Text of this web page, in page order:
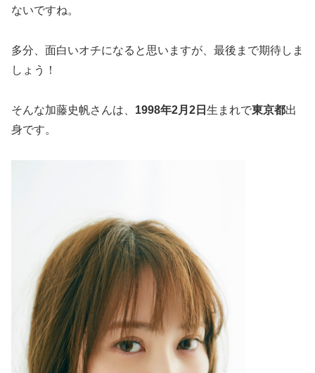
ないですね。
多分、面白いオチになると思いますが、最後まで期待しま
しょう！
そんな加藤史帆さんは、 1998年2月2日 生まれで東京都出
身です。